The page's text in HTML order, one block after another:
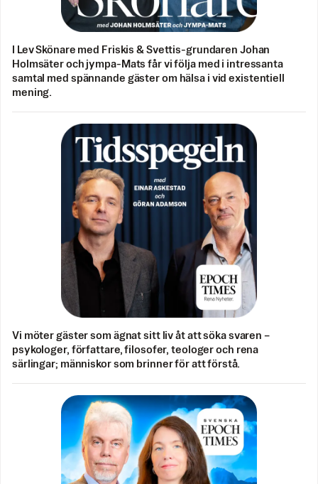
I Lev Skönare med Friskis & Svettis-grundaren Johan
Holmsäter och jympa-Mats får vi följa med i intressanta
samtal med spännande gäster om hälsa i vid existentiell
mening.
Vi möter gäster som ägnat sitt liv åt att söka svaren –
psykologer, författare, filosofer, teologer och rena
särlingar; människor som brinner för att förstå.